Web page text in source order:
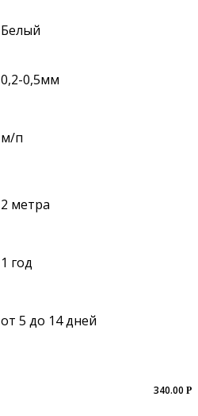
Белый
0,2-0,5мм
м/п
2 метра
1 год
от 5 до 14 дней
340.00 Р